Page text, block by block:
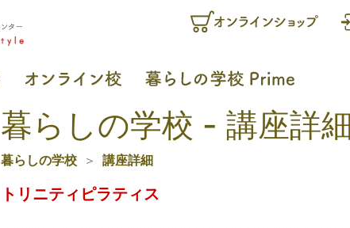
暮らしの学校 - 講座詳細
暮らしの学校 講座詳細
トリニティピラティス